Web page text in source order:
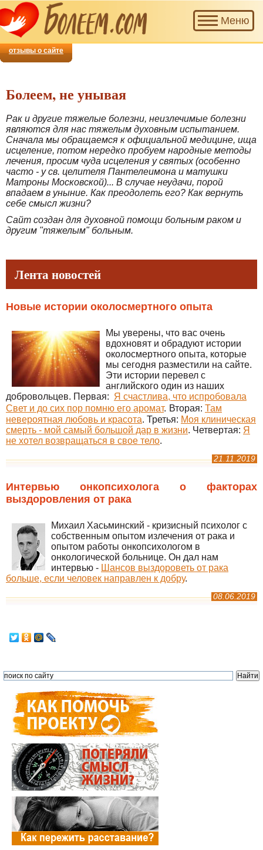
Наш
проект
приглашает
добровольцев
для
тем,
болеет.
Меню
отзывы о сайте
Болеем, не унывая
Рак и другие тяжелые болезни, неизлечимые болезни
являются для нас тяжелым духовным испытанием.
Сначала мы обращаемся к официальной медицине, ища
исцеление, потом нередко пробуем народные методы
лечения, просим чуда исцеления у святых (особенно
часто - у св. целителя Пантелеимона и матушки
Матроны Московской)... В случае неудачи, порой
впадаем в уныние. Как преодолеть его? Как вернуть
себе смысл жизни?
Сайт создан для духовной помощи больным раком и
другим "тяжелым" больным.
Лента новостей
Новые истории околосмертного опыта
Мы уверены, что вас очень
вдохновят и обрадуют истории
околосмертного опыта, которые
мы сегодня разместили на сайте.
Эти истории перевел с
английского один из наших
добровольцев. Первая: Я счастлива, что испробовала
Свет и до сих пор помню его аромат. Вторая: Там
невероятная любовь и красота. Третья: Моя клиническая
смерть - мой самый большой дар в жизни. Четвертая: Я
не хотел возвращаться в свое тело.
21.11.2019
Интервью онкопсихолога о факторах
выздоровления от рака
Михаил Хасьминский - кризисный психолог с
собственным опытом излечения от рака и
опытом работы онкопсихологом в
онкологической больнице. Он дал нам
интервью - Шансов выздороветь от рака
больше, если человек направлен к добру.
08.06.2019